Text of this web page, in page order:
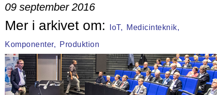
09 september 2016
IoT, Medicinteknik,
Komponenter, Produktion